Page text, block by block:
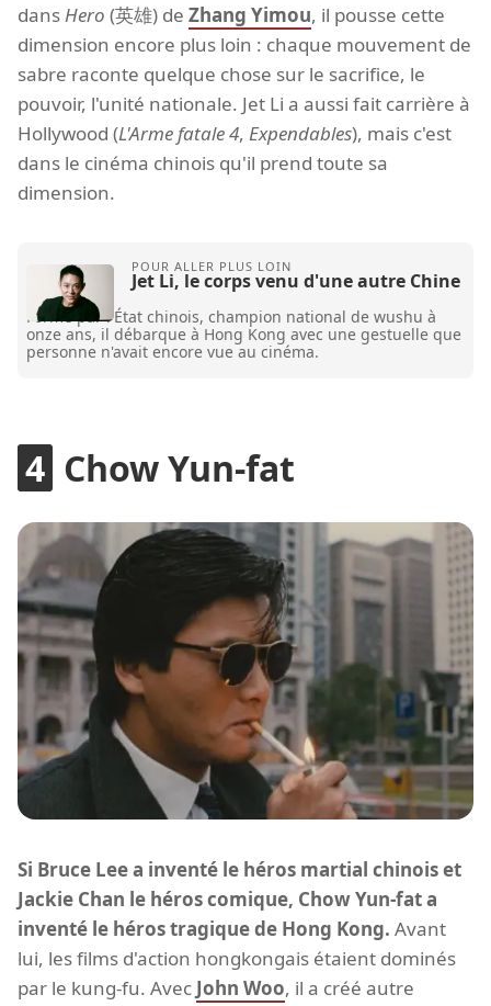
dansHero (英雄) de Zhang Yimou, il pousse cette
dimension encore plus loin : chaque mouvement de
sabre raconte quelque chose sur le sacrifice, le
pouvoir, l'unité nationale. Jet Li a aussi fait carrière à
Hollywood (L'Arme fatale 4, Expendables), mais c'est
dans le cinéma chinois qu'il prend toute sa
dimension.
Jet Li, le corps venu d'une autre Chine
Formé par l'État chinois, champion national de wushu à
onze ans, il débarque à Hong Kong avec une gestuelle que
personne n'avait encore vue au cinéma.
Chow Yun-fat
Si Bruce Lee a inventé le héros martial chinois et
Jackie Chan le héros comique, Chow Yun-fat a
inventé le héros tragique de Hong Kong. Avant
lui, les films d'action hongkongais étaient dominés
par le kung-fu. Avec John Woo, il a créé autre